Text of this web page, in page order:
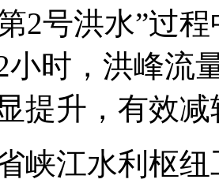
2号洪水”过
小时，洪峰流
提升，有效
江水利枢纽